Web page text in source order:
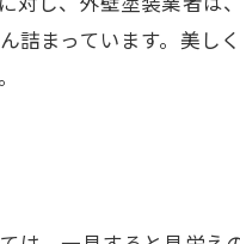
詰まっています。美し